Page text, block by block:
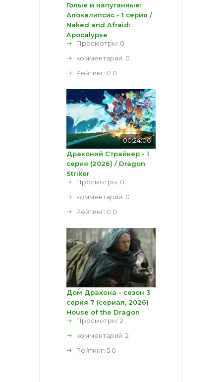
Голые и напуганные:
Апокалипсис - 1 серия /
Naked and Afraid:
Apocalypse
Просмотры: 0
комментарий: 0
Рейтинг: 0.0
00:24:06
Драконий Страйкер - 1
серия (2026) / Dragon
Striker
Просмотры: 0
комментарий: 0
Рейтинг: 0.0
Дом Дракона - сезон 3
серия 7 (сериал, 2026)
House of the Dragon
Просмотры: 2
комментарий: 2
Рейтинг: 5.0